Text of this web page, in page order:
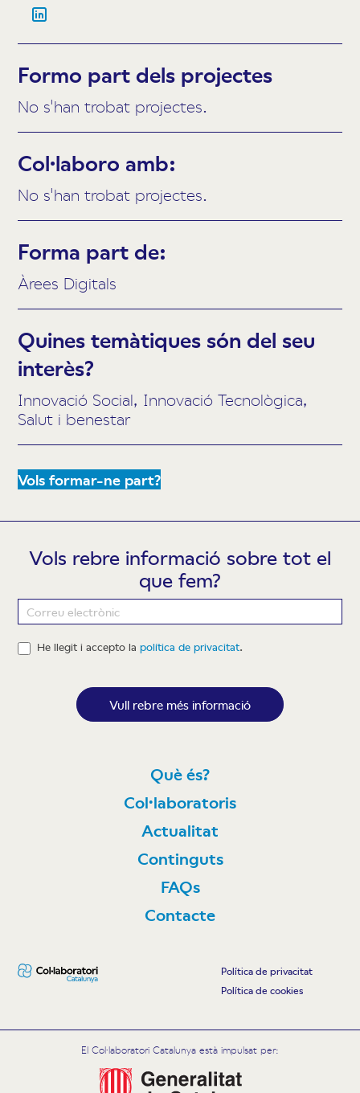
Formo part dels projectes
No s'han trobat projectes.
Col·laboro amb:
No s'han trobat projectes.
Forma part de:
Àrees Digitals
Quines temàtiques són del seu
interès?
Innovació Social, Innovació Tecnològica,
Salut i benestar
Vols formar-ne part?
Vols rebre informació sobre tot el
que fem?
Newsletter
He llegit i accepto lapolítica de privacitat.
Vull rebre més informació
Què és?
Col·laboratoris
Actualitat
Continguts
FAQs
Contacte
Política de privacitat
Política de cookies
El Col·laboratori Catalunya està impulsat per: